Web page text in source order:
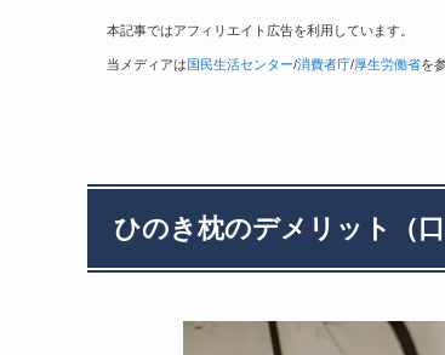
本記事ではアフィリエイト広告を利用しています。
当メディアは 国民生活センター/消費者庁/厚生労働省を
ひのき枕のデメリット（口